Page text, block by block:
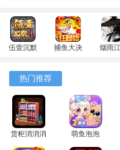
1、初始可供选择的原生生物超
策略上存在明显的区别。
2、环境中散布着大小不一的营
3、遭遇其他微型生物时，根据
选择进行规避、互动或尝试融
4、完成一个完整的进化周期后
简要报告，展示关键的变化节
伍壹沉默
安卓版
捕鱼大决
122.7.291
烟雨
热门推荐
货柜消消消
1.0.2 安卓
萌鱼泡泡
3.4.1.6 安